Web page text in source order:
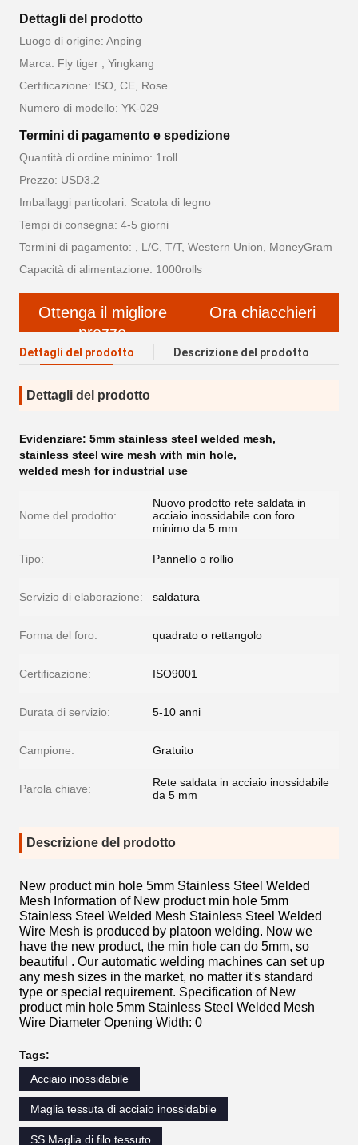
Dettagli del prodotto
Luogo di origine: Anping
Marca: Fly tiger , Yingkang
Certificazione: ISO, CE, Rose
Numero di modello: YK-029
Termini di pagamento e spedizione
Quantità di ordine minimo: 1roll
Prezzo: USD3.2
Imballaggi particolari: Scatola di legno
Tempi di consegna: 4-5 giorni
Termini di pagamento: , L/C, T/T, Western Union, MoneyGram
Capacità di alimentazione: 1000rolls
Ottenga il migliore
prezzo
Ora chiacchieri
Dettagli del prodotto Descrizione del prodotto
Dettagli del prodotto
Evidenziare: 5mm stainless steel welded mesh,
stainless steel wire mesh with min hole,
welded mesh for industrial use
Nome del prodotto:
Nuovo prodotto rete saldata in
acciaio inossidabile con foro
minimo da 5 mm
Tipo: Pannello o rollio
Servizio di elaborazione: saldatura
Forma del foro: quadrato o rettangolo
Certificazione: ISO9001
Durata di servizio: 5-10 anni
Campione: Gratuito
Parola chiave:
Rete saldata in acciaio inossidabile
da 5 mm
Descrizione del prodotto
New product min hole 5mm Stainless Steel Welded
Mesh Information of New product min hole 5mm
Stainless Steel Welded Mesh Stainless Steel Welded
Wire Mesh is produced by platoon welding. Now we
have the new product, the min hole can do 5mm, so
beautiful . Our automatic welding machines can set up
any mesh sizes in the market, no matter it's standard
type or special requirement. Specification of New
product min hole 5mm Stainless Steel Welded Mesh
Wire Diameter Opening Width: 0
Tags:
Acciaio inossidabile
Maglia tessuta di acciaio inossidabile
SS Maglia di filo tessuto